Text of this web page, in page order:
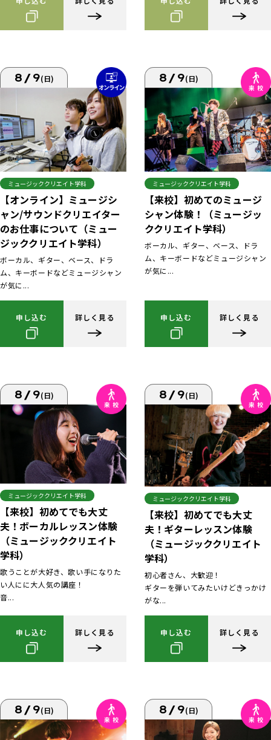
8/9(日)
ミュージッククリエイト学科
【オンライン】ミュージシ
ャン/サウンドクリエイター
のお仕事について（ミュー
ジッククリエイト学科）
ボーカル、ギター、ベース、ドラ
ム、キーボードなどミュージシャン
が気に...
申し込む 詳しく見る
8/9(日)
ミュージッククリエイト学科
【来校】初めてのミュージ
シャン体験！（ミュージッ
ククリエイト学科）
ボーカル、ギター、ベース、ドラ
ム、キーボードなどミュージシャン
が気に...
申し込む 詳しく見る
8/9(日)
ミュージッククリエイト学科
【来校】初めてでも大丈
夫！ボーカルレッスン体験
（ミュージッククリエイト
学科）
歌うことが大好き、歌い手になりた
い人にに大人気の講座！
音...
申し込む 詳しく見る
8/9(日)
ミュージッククリエイト学科
【来校】初めてでも大丈
夫！ギターレッスン体験
（ミュージッククリエイト
学科）
初心者さん、大歓迎！
ギターを弾いてみたいけどきっかけ
がな...
申し込む 詳しく見る
8/9(日) 8/9(日)